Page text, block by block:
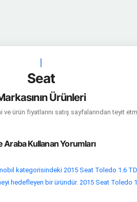
|
Seat
Ürünleri
ürün fiyatlarını satış sayfalarından teyit
Araba Kullanan Yorumları
kategorisindeki 2015 Seat Toledo 1.6
hedefleyen bir üründür. 2015 Seat Toledo